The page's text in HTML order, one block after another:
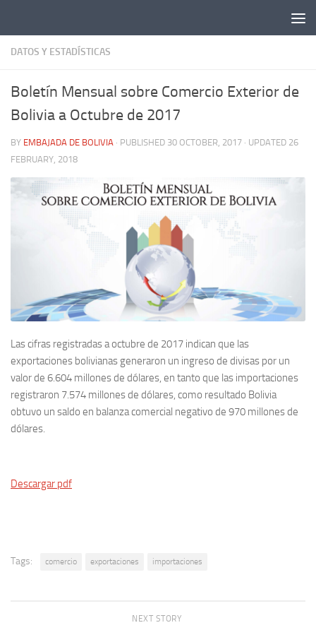
DATOS Y ESTADÍSTICAS
Boletín Mensual sobre Comercio Exterior de
Bolivia a Octubre de 2017
BY EMBAJADA DE BOLIVIA · PUBLISHED 30 OCTOBER, 2017 · UPDATED 26
FEBRUARY, 2018
Las cifras registradas a octubre de 2017 indican que las
exportaciones bolivianas generaron un ingreso de divisas por un
valor de 6.604 millones de dólares, en tanto que las importaciones
registraron 7.574 millones de dólares, como resultado Bolivia
obtuvo un saldo en balanza comercial negativo de 970 millones de
dólares.
Descargar pdf
Tags: comercio exportaciones importaciones
NEXT STORY